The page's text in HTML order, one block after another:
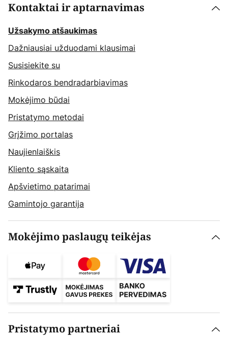
Kontaktai ir aptarnavimas
Užsakymo atšaukimas
Dažniausiai užduodami klausimai
Susisiekite su
Rinkodaros bendradarbiavimas
Mokėjimo būdai
Pristatymo metodai
Grįžimo portalas
Naujienlaiškis
Kliento sąskaita
Apšvietimo patarimai
Gamintojo garantija
Mokėjimo paslaugų teikėjas
Pristatymo partneriai